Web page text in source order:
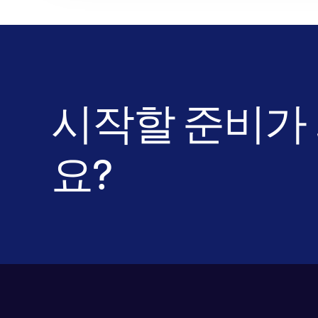
시작할 준비
요?